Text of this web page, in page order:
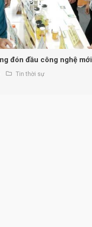
đón đầu công nghệ mới
Tin thời sự